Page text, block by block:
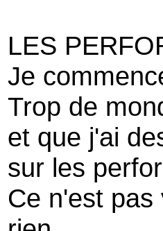
LES
Je
Trop de
et que j'ai
sur les
Ce n'est